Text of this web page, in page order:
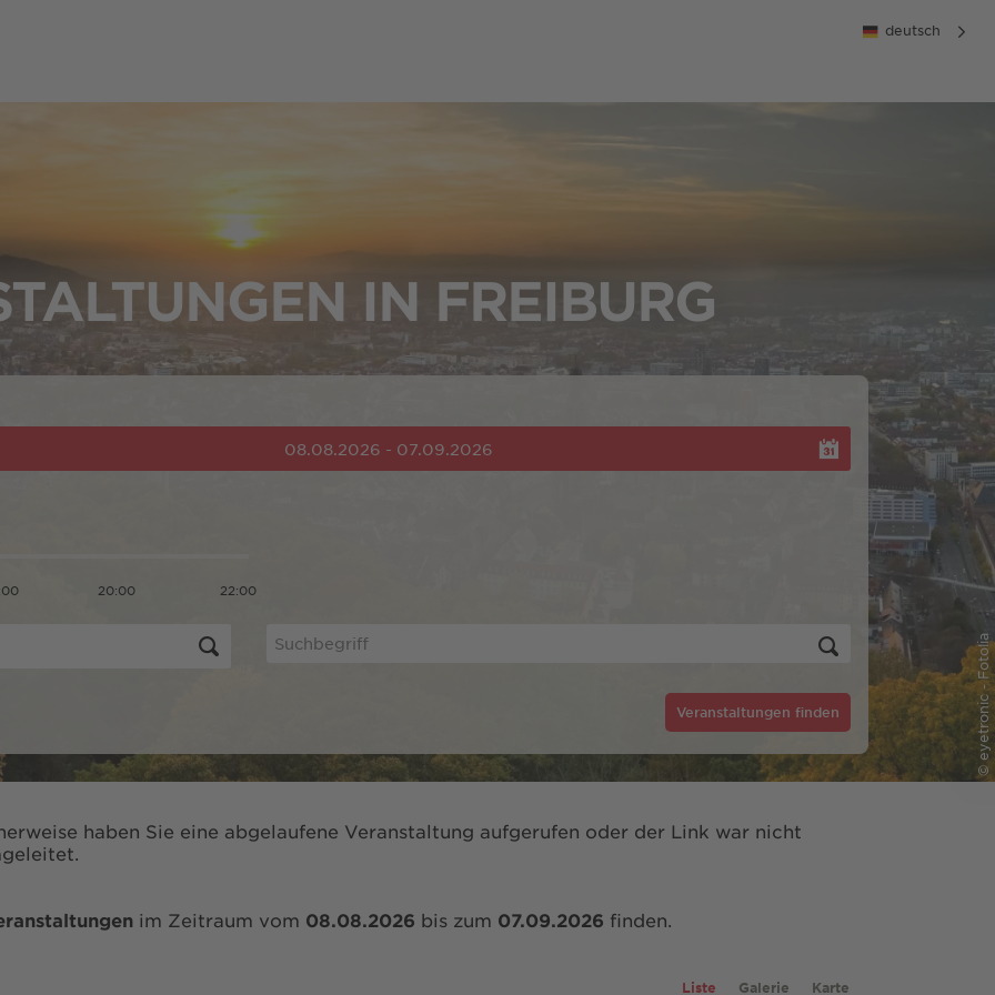
deutsch
© eyetronic - Fotolia
IN FREIBURG
08.08.2026 - 07.09.2026
20:00 22:00
Veranstaltungen finden
haben Sie eine abgelaufene Veranstaltung aufgerufen oder der Link war nicht
im Zeitraum vom 08.08.2026 bis zum 07.09.2026 finden.
Liste Galerie Karte